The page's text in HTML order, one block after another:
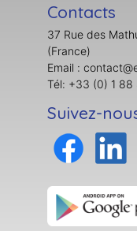
Contacts
37 Rue des
(France)
Email :
Tél: +33 (0) 1 88
Suivez-